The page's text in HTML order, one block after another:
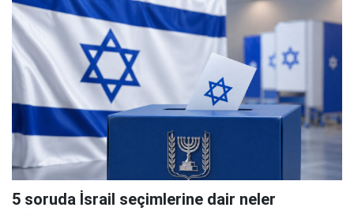
5 soruda İsrail seçimlerine dair neler